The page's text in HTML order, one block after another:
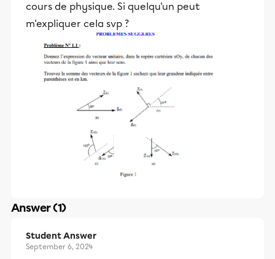
cours de physique. Si quelqu'un peut
m'expliquer cela svp ?
Answer (1)
Student Answer
September 6, 2024